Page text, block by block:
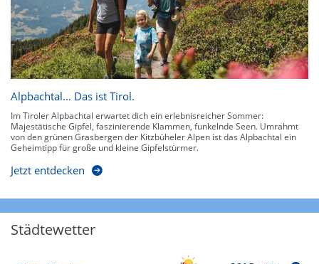
Alpbachtal… Das ist Tirol.
Im Tiroler Alpbachtal erwartet dich ein erlebnisreicher Sommer:
Majestätische Gipfel, faszinierende Klammen, funkelnde Seen. Umrahmt
von den grünen Grasbergen der Kitzbüheler Alpen ist das Alpbachtal ein
Geheimtipp für große und kleine Gipfelstürmer.
Jetzt entdecken
Städtewetter